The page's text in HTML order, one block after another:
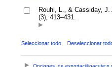
Rouhi, L., & Cassiday,
(3), 413–431.
Seleccionar todo Deseleccionar
Opciones, de exportaci&oacute;n